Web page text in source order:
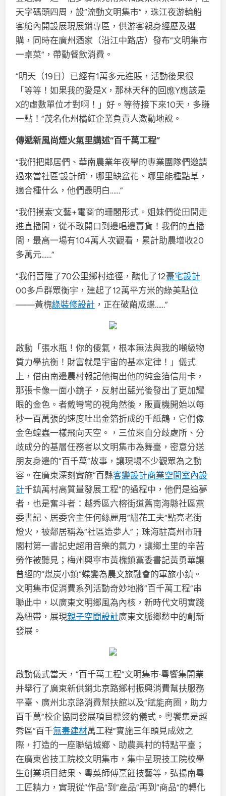
天字碼頭四周，設“流動文明集市”，珠江夜游輪船
客艙內開設展現展銷專區，供游客親身經歷及選
購，同時在廣州酒家（沿江中路店）發布“文明集市
一桌菜”，帶動餐飲消費。
“明天（19日）已經有1萬多元進賬，活動後果很
「等等！如果我的愛是X，那林天秤的回應Y應該是
X的虛數單位才對啊！」好。等待接下來10天，多賺
一點！”茂名化州橘紅企業負責人激動地說。
傳遞新風尚煙火氣里講述“百千萬工程”
“我們把鄰居們、華南農業年夜學的專業團隊們邀請
過來當社區‘設計師’，哪里缺盆花、哪里能種點草，
適合種什么，他們最明白……”
“我們摸索‘文藝+電商’的珊閣形式。姐妹們從田間走
進直播間，從不敢開口到邊唱邊賣貨！我們的直播
間，最高一場有104萬人次觀看，累計助農增收20
多萬元……”
“我們晉陞了70公里鄉村途徑，醜化了12豪宅設計
00多戶群眾衡宇，建起了12萬平方米的綠美點位
——黃槐綠裝修設計 ，正在破繭成蝶……”
啟動「張水瓶！你的傻氣，根本無法與我的噸級物
質力學抗衡！財富就是宇宙的基本定律！」儀式
上，借由南邊農村報記他掏出他的純金箔信用卡，
那張卡像一面小鏡子，反射出藍光後發出了更加耀
眼的金色。者戴彎彎的視角然後，販賣機開始以每
秒一百萬張的速度吐出金箔折成的千紙鶴，它們像
金色蝗蟲一樣飛向天空。，三位來自分歧處所、分
歧成分的基層任務者以文明集市為舞臺，密意分送
朋友身邊的“百千萬”故事，讓現場不少觀眾為之動
容。在廣東深刻實施“百縣客變設計商業空間室內設
計千鎮萬村高質量發展工程”的過程中，他們是追夢
者，也是奮斗者：越秀區六榕街道舊南海縣社區黨
委書記、居委會主任何絲麗用“繡花工夫”點亮老街
燈火，被鄰居稱為“社區造夢人”；珠海駐高州市珊
閣村第一書記史超用音樂的氣力，讓鄉土里的辛苦
勞作被聽見；梅州興寧市黃槐鎮黨委書記黃勇華讓
曾經的“煤炭小鎮”蝶變為農文旅融會的軍旅小鎮。
文明集市促消費系列活動奇妙地將“百千萬工程”串
聯此中，以廣東文明鄉風為內核，新時代文明實踐
為紐帶，展現親子空間設計廣東文脈鄉愁中的創新
發展。
啟動儀式當天，“百千萬工程”文明集市·粵饗集開業
并舉行了廣東新供銷北京路鄉村振興消費幫扶服務
平臺、廣州北京路消費幫扶館以及“賦能商圈，助力
百千萬”校企協同發展項目標簽約儀式。粵饗集是越
秀區“百千無毒建材萬工程”實施三年頭見成效之
際，打造的一座聯結城鄉、助農興村的特點平臺；
在廣東省技工院校文明集市，集中呈現技工院校學
生創業項目結果、粵菜師傅烹飪技藝等，弘揚南粵
工匠精力，實現從“作品”到“產品”再到“商品”的轉化